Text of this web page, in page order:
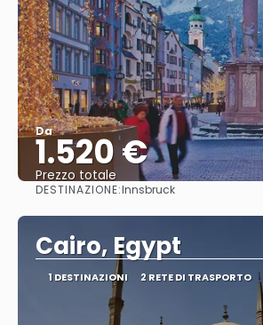
Da
1.520 €
Prezzo totale
DESTINAZIONE:Innsbruck
Cairo, Egypt
1 DESTINAZIONI 2 RETE DI TRASPORTO